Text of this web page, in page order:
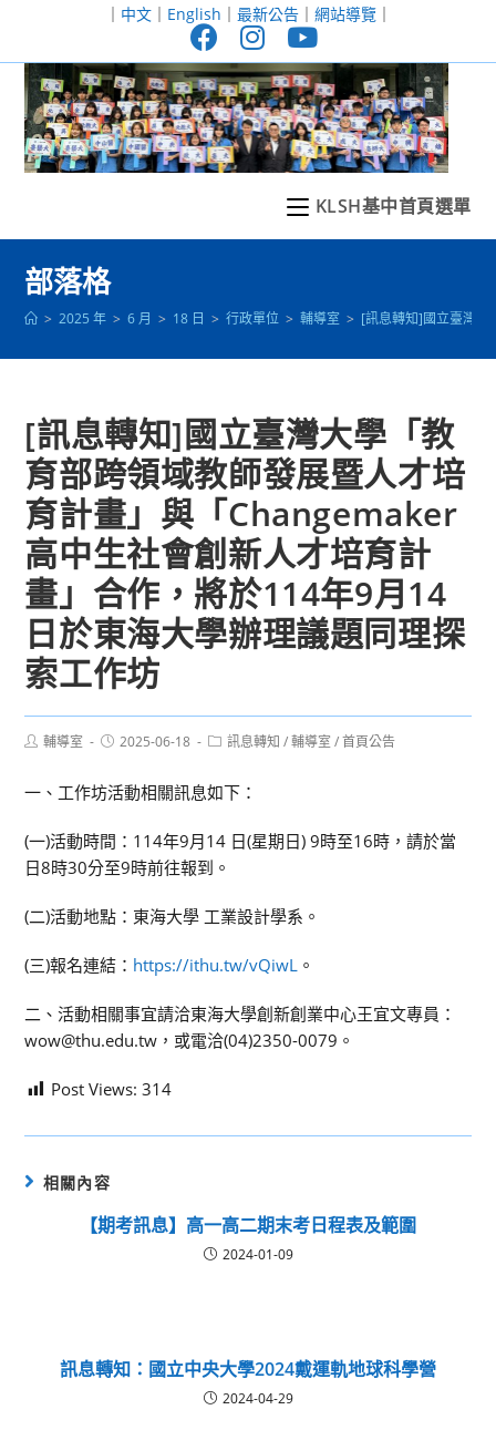
至
｜ 中文｜ English ｜ 最新公告｜ 網站導覽｜
KLSH基中首頁選單
部落格
> 2025 年 > 6 月 > 18 日 > 行政單位 > 輔導室 > [訊息轉知]國立臺灣大
[訊息轉知]國立臺灣大學「教
育部跨領域教師發展暨人才培
育計畫」與「Changemaker
高中生社會創新人才培育計
畫」合作，將於114年9月14
日於東海大學辦理議題同理探
索工作坊
Post輔導室
Post2025-06-18
Post訊息轉知 / 輔導室 / 首頁公告
一、工作坊活動相關訊息如下：
(一)活動時間：114年9月14 日(星期日) 9時至16時，請於當
日8時30分至9時前往報到。
(二)活動地點：東海大學 工業設計學系。
(三)報名連結： https://ithu.tw/vQiwL 。
二、活動相關事宜請洽東海大學創新創業中心王宜文專員：
wow@thu.edu.tw，或電洽(04)2350-0079。
Post Views: 314
相關內容
【期考訊息】高一高二期末考日程表及範圍
2024-01-09
訊息轉知：國立中央大學2024戴運軌地球科學營
2024-04-29